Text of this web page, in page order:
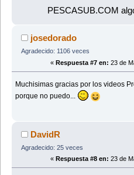
PESCASUB.COM
josedorado
Agradecido: 1106 veces
« Respuesta #7 en: 23 de
Muchisimas gracias por los videos
porque no puedo...
DavidR
Agradecido: 25 veces
« Respuesta #8 en: 23 de